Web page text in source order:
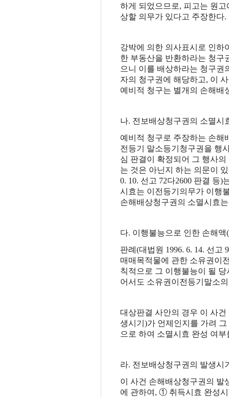
하게 되었으므로, 피고는 원
상할 의무가 있다고 주장한다.
강박에 의한 의사표시로 인
한 부동산을 반환하라는 청
으니 이를 배상하라는 청구권
자의 청구권에 해당하고, 이
예비적 청구는 별개의 손해배
나. 전보배상청구권의 소멸시
예비적 청구로 주장하는 손해
전등기 말소등기청구권을 행
심 판결이 확정되어 그 행사
는 것은 아닌지 하는 의문이
0. 10. 선고 72다2600 판결 등
시효는 이전등기의무가 이행
손해배상청구권의 소멸시효
다. 이행불능으로 인한 손해
판례(대법원 1996. 6. 14. 선고
매매목적물에 관한 소유권이
칙적으로 그 이행불능이 될
어서도 소유권이전등기말소
대상판결 사안의 경우 이 사
생시기)가 언제인지를 가려
으로 하여 소멸시효 완성 여
라. 전보배상청구권의 발생시
이 사건 손해배상청구권의 발
에 관하여, ① 취득시효 완성